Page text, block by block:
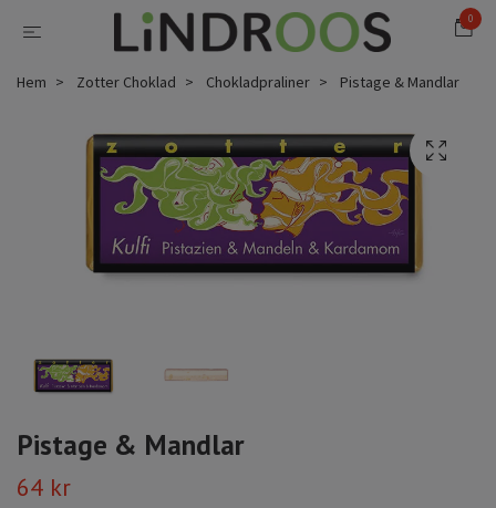
0
Hem Zotter Choklad Chokladpraliner Pistage & Mandlar
Pistage & Mandlar
64 kr